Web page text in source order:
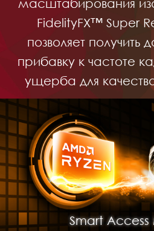
масштабирования
FidelityFX™ Super
позволяет получить
прибавку к частоте
ущерба для
Smart Access